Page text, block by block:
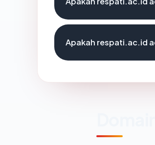
Apakah respati.ac.id